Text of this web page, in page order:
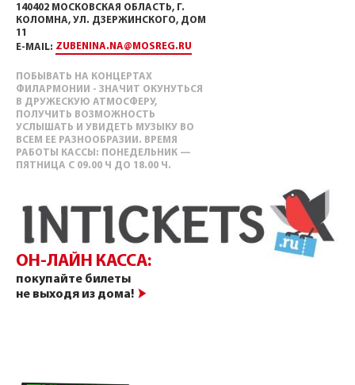
140402 МОСКОВСКАЯ ОБЛАСТЬ, Г.
КОЛОМНА, УЛ. ДЗЕРЖИНСКОГО, ДОМ
11
E-MAIL: ZUBENINA.NA@MOSREG.RU
ПОБЫВАТЬ НА КОНЦЕРТАХ
ФИЛАРМОНИИ - ЗНАЧИТ ОКУНУТЬСЯ
В ДРУЖЕСКУЮ АТМОСФЕРУ,
ПОЛУЧИТЬ ВОЗМОЖНОСТЬ
УСЛЫШАТЬ И УВИДЕТЬ МУЗЫКУ ВО
ВСЕМ ЕЕ РАЗНООБРАЗИИ. ВРЕМЯ
РАБОТЫ КАССЫ: ПОНЕДЕЛЬНИК —
ПЯТНИЦА С 09.00 Ч ДО 18.00 Ч.
ОН-ЛАЙН КАССА:
покупайте билеты
не выходя из дома!